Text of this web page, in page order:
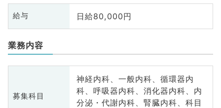
給与 日給80,000円
業務内容
募集科目
神経内科、一般内科、循環器内
科、呼吸器内科、消化器内科、内
分泌・代謝内科、腎臓内科、科目